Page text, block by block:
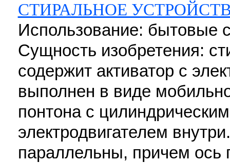
СТИРАЛЬНОЕ
Использование: бытовые
Сущность изобретения:
содержит активатор с
выполнен в виде
понтона с
электродвигателем
параллельны, причем ось